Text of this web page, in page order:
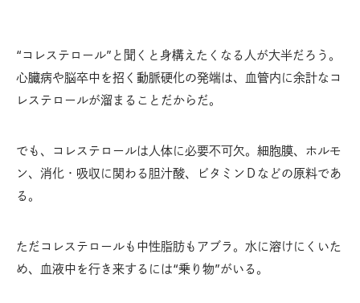
“コレステロール”と聞くと身構えたくなる人が大半だろう。
心臓病や脳卒中を招く動脈硬化の発端は、血管内に余計なコ
レステロールが溜まることだからだ。
でも、コレステロールは人体に必要不可欠。細胞膜、ホルモ
ン、消化・吸収に関わる胆汁酸、ビタミンＤなどの原料であ
る。
ただコレステロールも中性脂肪もアブラ。水に溶けにくいた
め、血液中を行き来するには“乗り物”がいる。